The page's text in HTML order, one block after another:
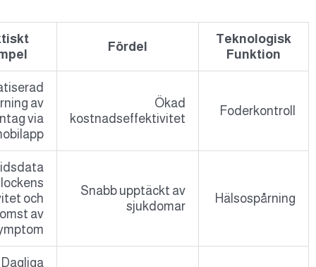
Praktiskt
Ökad
kostnadseffektivitet
Automatiserad
spårning av
foderintag via
Snabb upptäckt av
sjukdomar
Realtidsdata
om flockens
aktivitet och
förekomst av